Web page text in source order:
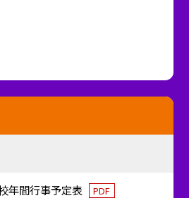
年間行事予定表 PDF